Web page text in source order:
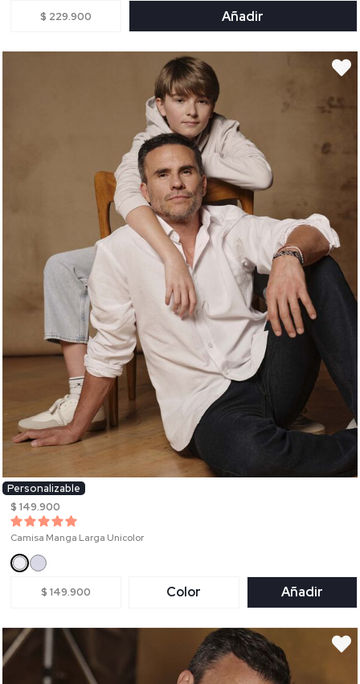
$ 229.900 Añadir
Personalizable
$ 149.900
Camisa Manga Larga Unicolor
$ 149.900 Color Añadir